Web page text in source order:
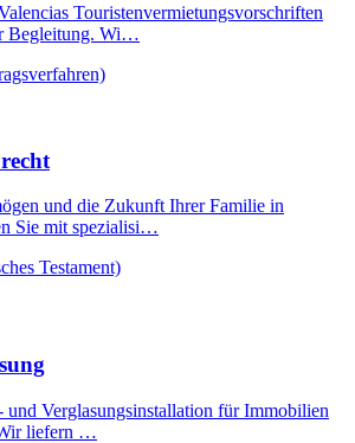
Touristenvermietungsvorschriften
Begleitung. Wi…
und die Zukunft Ihrer Familie in
Sie mit spezialisi…
Testament)
und Verglasungsinstallation für Immobilien
liefern …